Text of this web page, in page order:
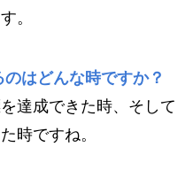
。
はどんな時ですか？
達成できた時、そして
時ですね。